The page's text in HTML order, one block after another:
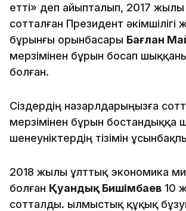
етті» деп айыпталып, 2017
сотталған Президент әкімшілігі
бұрынғы орынбасары Бағлан
мерзімінен бұрын босап
болған.
Сіздердің назарлдарыңызға
мерзімінен бұрын бостандыққа
шенеуніктердің тізімін
2018 жылы ұлттық экономика
болған Қуандық Бишімбаев 10
сотталды. Қылмыстық құқық